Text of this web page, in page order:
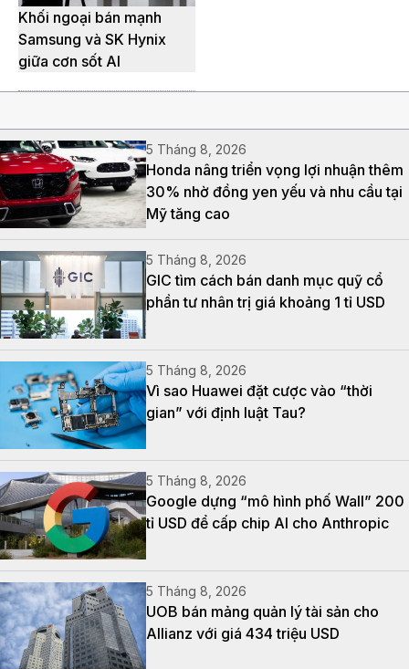
Khối ngoại bán mạnh
Samsung và SK Hynix
giữa cơn sốt AI
5 Tháng 8, 2026
Honda nâng triển vọng lợi nhuận thêm
30% nhờ đồng yen yếu và nhu cầu tại
Mỹ tăng cao
5 Tháng 8, 2026
GIC tìm cách bán danh mục quỹ cổ
phần tư nhân trị giá khoảng 1 tỉ USD
5 Tháng 8, 2026
Vì sao Huawei đặt cược vào “thời
gian” với định luật Tau?
5 Tháng 8, 2026
Google dựng “mô hình phố Wall” 200
tỉ USD để cấp chip AI cho Anthropic
5 Tháng 8, 2026
UOB bán mảng quản lý tài sản cho
Allianz với giá 434 triệu USD